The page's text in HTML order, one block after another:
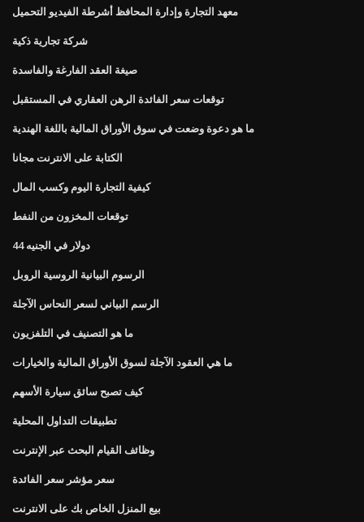
معهد التجارة وإدارة المحافظ أشرطة الفيديو التحميل
شركة تجارية ذكية
صيغة العقد الفارغة والفاسدة
توقعات سعر الفائدة الرهن العقاري في المستقبل
ما هو دعوة وضعت في سوق الأوراق المالية باللغة الهندية
الكتابة على الانترنت مجانا
كيفية التجارة اليوم وكسب المال
توقعات المخزون من النفط
44 دولار في الجنيه
الرسوم البيانية الروسية الروبل
الرسم البياني لسعر النحاس الآجلة
ما هو التصنيف في التلفزيون
ما هي العقود الآجلة لسوق الأوراق المالية والخيارات
كيف تصبح سائق سيارة الأسهم
تطبيقات التداول المحلية
وظائف القيام البحث عبر الإنترنت
سعر مؤشر سعر الفائدة
بيع المنزل الخاص بك على الانترنت